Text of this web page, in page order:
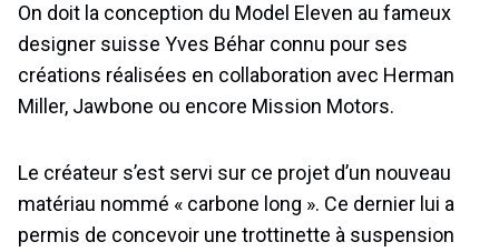
On doit la conception du Model Eleven au fameux
designer suisse Yves Béhar connu pour ses
créations réalisées en collaboration avec Herman
Miller, Jawbone ou encore Mission Motors.
Le créateur s’est servi sur ce projet d’un nouveau
matériau nommé « carbone long ». Ce dernier lui a
permis de concevoir une trottinette à suspension